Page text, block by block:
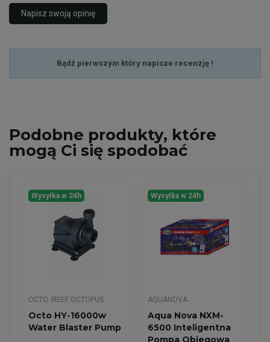
Napisz swoją opinię
Bądź pierwszym który napisze recenzję !
Podobne produkty, które
mogą Ci się spodobać
Wysyłka w 24h
OCTO -REEF OCTOPUS
Octo HY-16000w
Water Blaster Pump
Wysyłka w 24h
AQUANOVA
Aqua Nova NXM-
6500 Inteligentna